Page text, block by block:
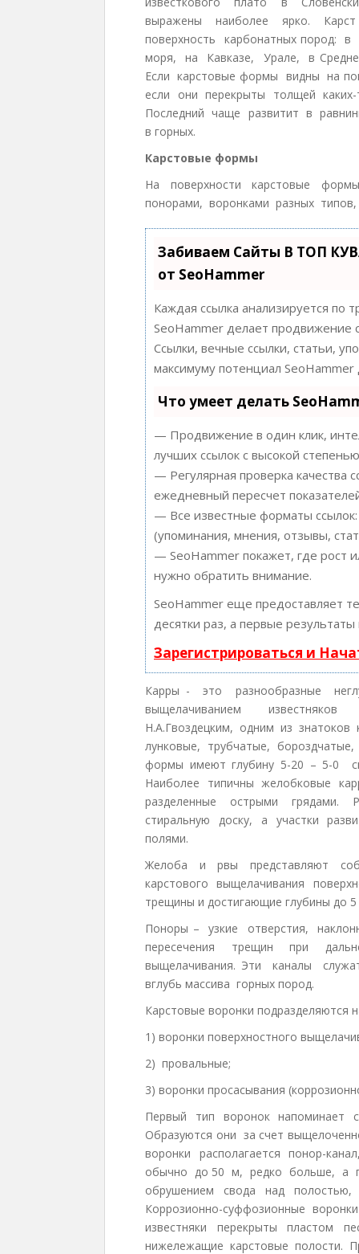
выражены наиболее ярко.
поверхность карбонатных пород:
моря, на Кавказе, Урале, в
Если карстовые формы видны на
если они перекрыты толщей
Последний чаще развитит в
в горных.
Карстовые формы
На поверхности карстовые
понорами, воронками разных
Забиваем Сайты В ТОП
от SeoHammer
Каждая ссылка анализируется по
SeoHammer делает продвижение
Ссылки, вечные ссылки, статьи,
максимуму потенциал
Что умеет делать
— Продвижение в один клик,
лучших ссылок с высокой
— Регулярная проверка качества
ежедневный пересчет
— Все известные форматы
(упоминания, мнения, отзывы,
— SeoHammer покажет, где рост
нужно обратить внимание.
SeoHammer еще предоставляет
десятки раз, а первые
Зарегистрироваться и
Карры - это разнообразные
выщелачиванием
Н.А.Гвоздецким, одним из
лунковые, трубчатые,
формы имеют глубину 5-20 – 5-
Наиболее типичны желобковые
разделенные острыми грядами.
стиральную доску, а участки
полями.
Желоба и рвы представляют
карстового выщелачивания
трещины и достигающие глубины до
Поноры – узкие отверстия,
пересечения трещин при
выщелачивания. Эти каналы
вглубь массива горных пород.
Карстовые воронки подразделяются
1) воронки поверхностного
2) провальные;
3) воронки просасывания
Первый тип воронок напоминает
Образуются они за счет
воронки располагается понор-
обычно до 50 м, редко больше, а
обрушением свода над
Коррозионно-суффозионные
известняки перекрыты пластом
нижележащие карстовые полости.